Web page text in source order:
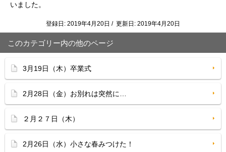
いました。
登録日: 2019年4月20日 / 更新日: 2019年4月20日
このカテゴリー内の他のページ
3月19日（木）卒業式
2月28日（金）お別れは突然に…
２月２７日（木）
2月26日（水）小さな春みつけた！